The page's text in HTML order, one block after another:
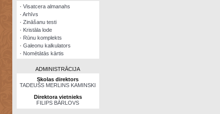
· Visatcera almanahs
· Arhīvs
· Zināšanu testi
· Kristāla lode
· Rūnu komplekts
· Galeonu kalkulators
· Nomētātās kārtis
ADMINISTRĀCIJA
Skolas direktors
TADEUŠS MERLINS KAMINSKI
Direktora vietnieks
FILIPS BĀRLOVS